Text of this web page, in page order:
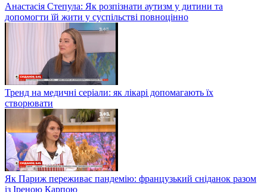
Анастасія Степула: Як розпізнати аутизм у дитини та
допомогти їй жити у суспільстві повноцінно
Тренд на медичні серіали: як лікарі допомагають їх
створювати
Як Париж переживає пандемію: французький сніданок разом
із Іреною Карпою